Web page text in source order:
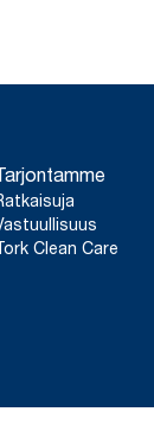
Clean Care